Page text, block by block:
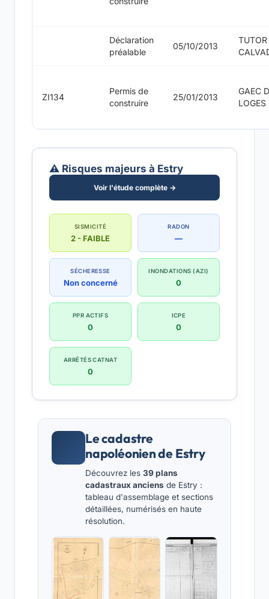
Déclaration
préalable
05/10/2013
TUTOR
ZI134
Permis de
construire
25/01/2013
GAEC
LOGES
⚠️ Risques majeurs à Estry
Voir l'étude complète →
SISMICITÉ
2 - FAIBLE
RADON
—
SÉCHERESSE
Non concerné
INONDATIONS (AZI)
0
PPR ACTIFS
0
ICPE
0
ARRÊTÉS CATNAT
0
Le cadastre
napoléonien de Estry
Découvrez les 39 plans
cadastraux anciens de Estry :
tableau d'assemblage et sections
détaillées, numérisés en haute
résolution.